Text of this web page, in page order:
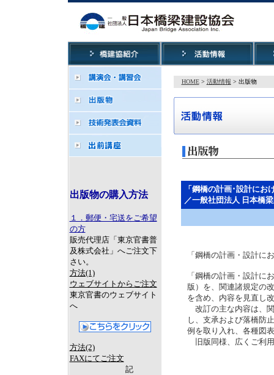
出版物の購入方法
１．郵便・宅送をご希望
の方
販売代理店「東京官書普
及株式会社」へご注文下
さい。
方法(1)
ウェブサイトからご注文
東京官書のウェブサイト
へ
方法(2)
FAXにてご注文
記
HOME> 活動情報 > 出版物
「鋼橋の計画･設計にお
／一般社団法人 日本橋
「鋼橋の計画・設計に
「鋼橋の計画・設計に
版）を、関連諸規定の
を含め、内容を見直し
改訂の主な内容は、
し、支承および落橋防
例を取り入れ、各種図
旧版同様、広くご利